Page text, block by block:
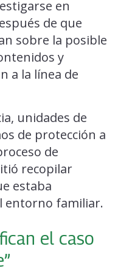
en
de que
sobre la posible
y
a la línea de
unidades de
de protección a
de
recopilar
estaba
entorno familiar.
el caso